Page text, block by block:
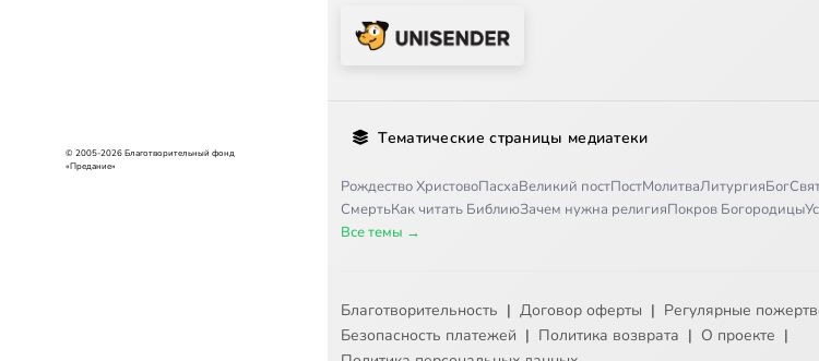
© 2005-2026 Благотворительный фонд
«Предание»
Тематические страницы медиатеки
Рождество ХристовоПасхаВеликий постПостМолитваЛитургияБог
СмертьКак читать БиблиюЗачем нужна религияПокров Богородицы
Все темы →
Благотворительность | Договор оферты | Регулярные
Безопасность платежей | Политика возврата | О проекте |